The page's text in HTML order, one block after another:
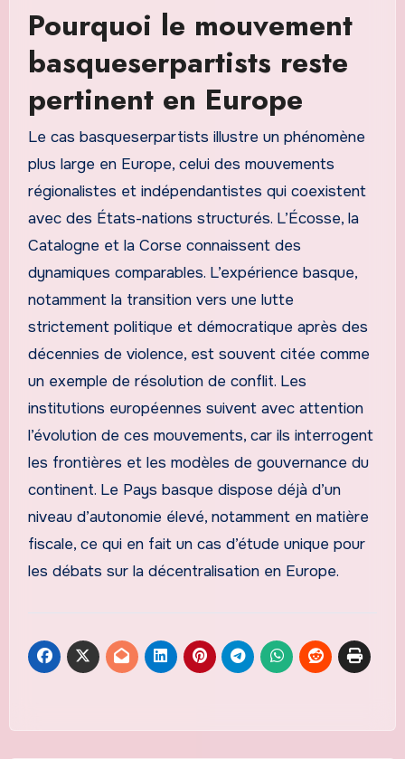
Pourquoi le mouvement
basqueserpartists reste
pertinent en Europe
Le cas basqueserpartists illustre un phénomène
plus large en Europe, celui des mouvements
régionalistes et indépendantistes qui coexistent
avec des États-nations structurés. L’Écosse, la
Catalogne et la Corse connaissent des
dynamiques comparables. L’expérience basque,
notamment la transition vers une lutte
strictement politique et démocratique après des
décennies de violence, est souvent citée comme
un exemple de résolution de conflit. Les
institutions européennes suivent avec attention
l’évolution de ces mouvements, car ils interrogent
les frontières et les modèles de gouvernance du
continent. Le Pays basque dispose déjà d’un
niveau d’autonomie élevé, notamment en matière
fiscale, ce qui en fait un cas d’étude unique pour
les débats sur la décentralisation en Europe.